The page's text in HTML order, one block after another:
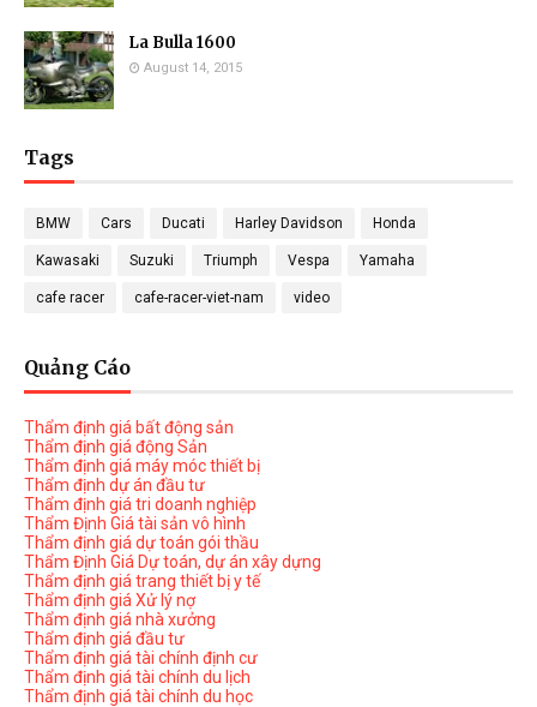
La Bulla 1600
August 14, 2015
Tags
BMW Cars Ducati Harley Davidson Honda
Kawasaki Suzuki Triumph Vespa Yamaha
cafe racer cafe-racer-viet-nam video
Quảng Cáo
Thẩm định giá bất động sản
Thẩm định giá động Sản
Thẩm định giá máy móc thiết bị
Thẩm định dự án đầu tư
Thẩm định giá tri doanh nghiệp
Thẩm Định Giá tài sản vô hình
Thẩm định giá dự toán gói thầu
Thẩm Định Giá Dự toán, dự án xây dựng
Thẩm định giá trang thiết bị y tế
Thẩm định giá Xử lý nợ
Thẩm định giá nhà xưởng
Thẩm định giá đầu tư
Thẩm định giá tài chính định cư
Thẩm định giá tài chính du lịch
Thẩm định giá tài chính du học